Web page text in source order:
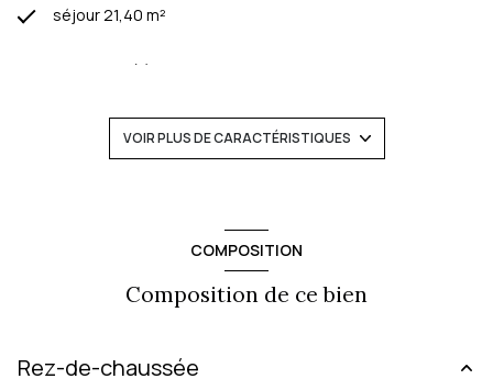
séjour 21,40 m²
2 chambre(s)
Chauffage individuel : autre (autre)
VOIR PLUS DE CARACTÉRISTIQUES
COMPOSITION
Composition de ce bien
Rez-de-chaussée